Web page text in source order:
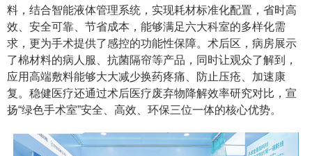
料，结合智能液体管理系统，实现耗材标准化配置，省时高
效、安全可靠、节省成本，能够满足六大科室的多样化需
求，更为手术提供了感控的功能性保障。术后区，病房展示
了棉材料的病人服、抗菌隔帘等产品，同时让观众了解到，
应用高端敷料能够大大减少换药疼痛、防止压疮、加速康
复。稳健医疗还通过术后医疗废弃物降解效率研究对比，宣
扬“绿色手术室”安全、高效、环保三位一体的核心优势。